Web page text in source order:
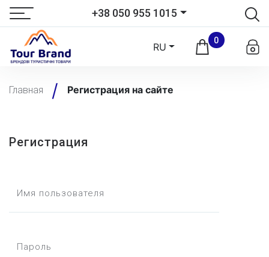
+38 050 955 1015
RU
0
Главная Регистрация на сайте
Регистрация
Имя пользователя
Пароль